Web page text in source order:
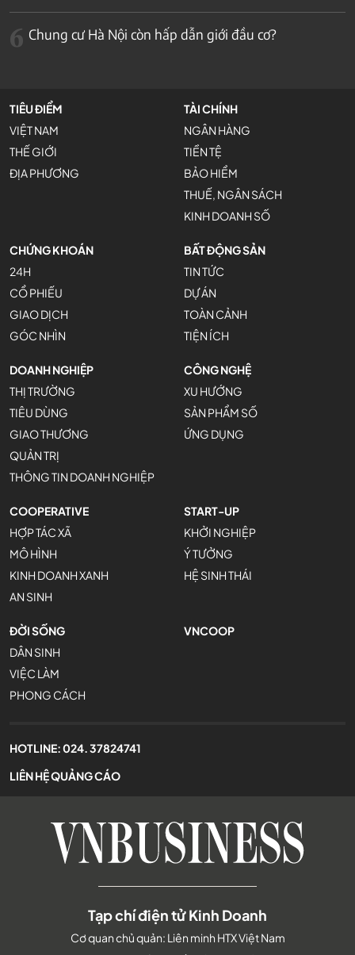
6 Chung cư Hà Nội còn hấp dẫn giới đầu cơ?
TIÊU ĐIỂM
VIỆT NAM
THẾ GIỚI
ĐỊA PHƯƠNG
TÀI CHÍNH
NGÂN HÀNG
TIỀN TỆ
BẢO HIỂM
THUẾ, NGÂN SÁCH
KINH DOANH SỐ
CHỨNG KHOÁN
24H
CỔ PHIẾU
GIAO DỊCH
GÓC NHÌN
BẤT ĐỘNG SẢN
TIN TỨC
DỰ ÁN
TOÀN CẢNH
TIỆN ÍCH
DOANH NGHIỆP
THỊ TRƯỜNG
TIÊU DÙNG
GIAO THƯƠNG
QUẢN TRỊ
THÔNG TIN DOANH NGHIỆP
CÔNG NGHỆ
XU HƯỚNG
SẢN PHẨM SỐ
ỨNG DỤNG
COOPERATIVE
HỢP TÁC XÃ
MÔ HÌNH
KINH DOANH XANH
AN SINH
START-UP
KHỞI NGHIỆP
Ý TƯỞNG
HỆ SINH THÁI
ĐỜI SỐNG
DÂN SINH
VIỆC LÀM
PHONG CÁCH
VNCOOP
HOTLINE:024. 37824741
LIÊN HỆ QUẢNG CÁO
Tạp chí điện tử Kinh Doanh
Cơ quan chủ quản: Liên minh HTX Việt Nam